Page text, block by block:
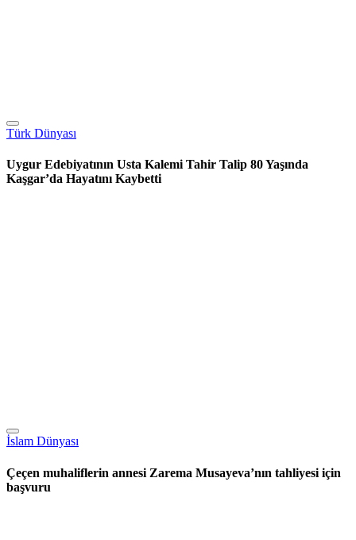
Türk Dünyası
Uygur Edebiyatının Usta Kalemi Tahir Talip 80 Yaşında
Kaşgar’da Hayatını Kaybetti
İslam Dünyası
Çeçen muhaliflerin annesi Zarema Musayeva’nın tahliyesi için
başvuru